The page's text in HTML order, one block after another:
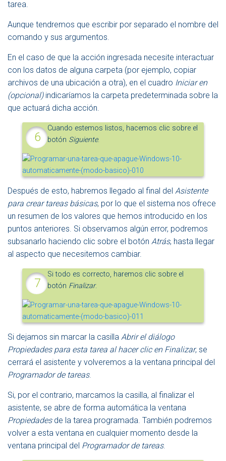
tarea.
Aunque tendremos que escribir por separado el nombre del
comando y sus argumentos.
En el caso de que la acción ingresada necesite interactuar
con los datos de alguna carpeta (por ejemplo, copiar
archivos de una ubicación a otra), en el cuadro Iniciar en
(opcional)indicaríamos la carpeta predeterminada sobre la
que actuará dicha acción.
Cuando estemos listos, hacemos clic sobre el
botón Siguiente.
Después de esto, habremos llegado al final del Asistente
para crear tareas básicas, por lo que el sistema nos ofrece
un resumen de los valores que hemos introducido en los
puntos anteriores. Si observamos algún error, podremos
subsanarlo haciendo clic sobre el botón Atrás, hasta llegar
al aspecto que necesitemos cambiar.
Si todo es correcto, haremos clic sobre el
botón Finalizar.
Si dejamos sin marcar la casilla Abrir el diálogo
Propiedades para esta tarea al hacer clic en Finalizar, se
cerrará el asistente y volveremos a la ventana principal del
Programador de tareas.
Si, por el contrario, marcamos la casilla, al finalizar el
asistente, se abre de forma automática la ventana
Propiedadesde la tarea programada. También podremos
volver a esta ventana en cualquier momento desde la
ventana principal del Programador de tareas.